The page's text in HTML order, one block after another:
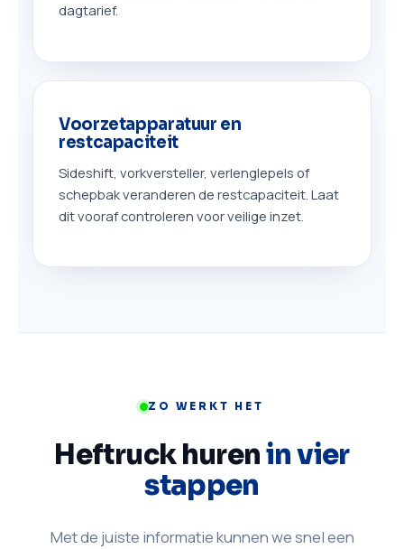
dagtarief.
Voorzetapparatuur en
restcapaciteit
Sideshift, vorkversteller, verlenglepels of
schepbak veranderen de restcapaciteit. Laat
dit vooraf controleren voor veilige inzet.
ZO WERKT HET
Heftruck hurenin vier
stappen
Met de juiste informatie kunnen we snel een